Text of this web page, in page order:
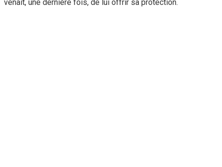
venait, une dernière fois, de lui offrir sa protection.